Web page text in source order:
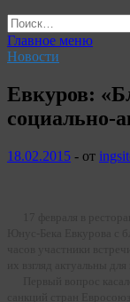
Найти:
Главное меню
Новости
Евкуров:
социально-
18.02.2015 - от